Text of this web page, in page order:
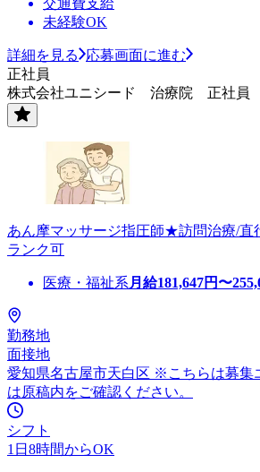
未経験OK
詳細を見る
応募画面に進む
正社員
株式会社ユニシード 治療院 正社員
あん摩マッサージ指圧師★訪問治療/直
ランク可
医療・福祉系 月給181,647円〜
勤務地
面接地
愛知県名古屋市天白区 ※こちらは募集
は原稿内をご確認ください。
シフト
1日8時間からOK